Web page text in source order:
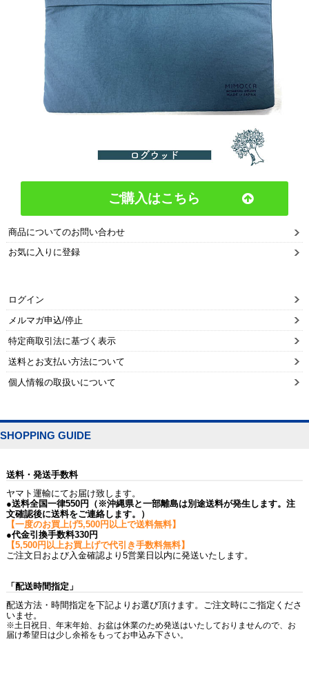
ご購入はこちら
商品についてのお問い合わせ
お気に入りに登録
ログイン
メルマガ申込/停止
特定商取引法に基づく表示
送料とお支払い方法について
個人情報の取扱いについて
SHOPPING GUIDE
送料・発送手数料
ヤマト運輸にてお届け致します。
●送料全国一律550円（※沖縄県と一部離島は別途送料が発生します。注
文確認後に送料をご連絡します。）
【一度のお買上げ5,500円以上で送料無料】
●代金引換手数料330円
【5,500円以上お買上げで代引き手数料無料】
ご注文日および入金確認より5営業日以内に発送いたします。
「配送時間指定」
配送方法・時間指定を下記よりお選び頂けます。ご注文時にご指定くださ
いませ。
※土日祝日、年末年始、お盆は休業のため発送はいたしておりませんので、お
届け希望日は少し余裕をもってお申込み下さい。